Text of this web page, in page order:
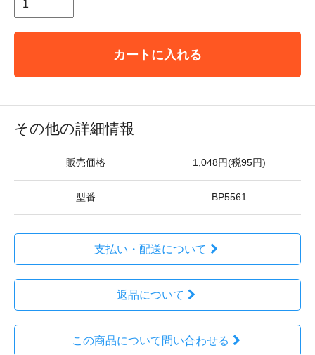
カートに入れる
その他の詳細情報
販売価格 1,048円(税95円)
型番 BP5561
支払い・配送について
返品について
この商品について問い合わせる